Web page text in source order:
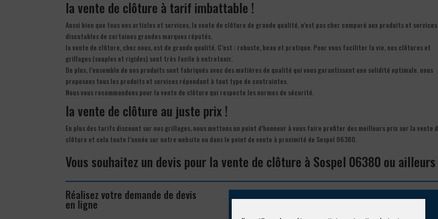
la vente de clôture à tarif imbattable !
Aussi bien que tous nos articles et services, la vente de clôture de grande qualité, n’est pas cher comparé aux produits et services
discutables de certaines grandes marques réputés.
la vente de clôture, chez nous, est de grande qualité. C’est : robuste, beau et pratique. Pour vous faciliter la vie, nos clôtures et
grillages (souples et rigides) sont très facile à entretenir.
De plus, l’ensemble de nos produits sont fabriqués avec des matières de qualité qui vous garantissent une solidité optimale. nous
proposons tous les produits et services répondant à tout type de contraintes.
Nous vous recommandons pour la vente de clôture qui respecte les normes de sécurité.
la vente de clôture au juste prix !
En plus des tarifs discount sur nos grillages, nous mettons un point d’honneur à vous faire profiter des meilleurs prix sur la vente
clôture et cela toute l’année sur notre website ou dans le point de vente à proximité de Sospel 06380.
Vous souhaitez un devis pour la vente de clôture à Sospel 06380 ou
Réalisez votre demande de devis
en ligne
Appelez-nous !